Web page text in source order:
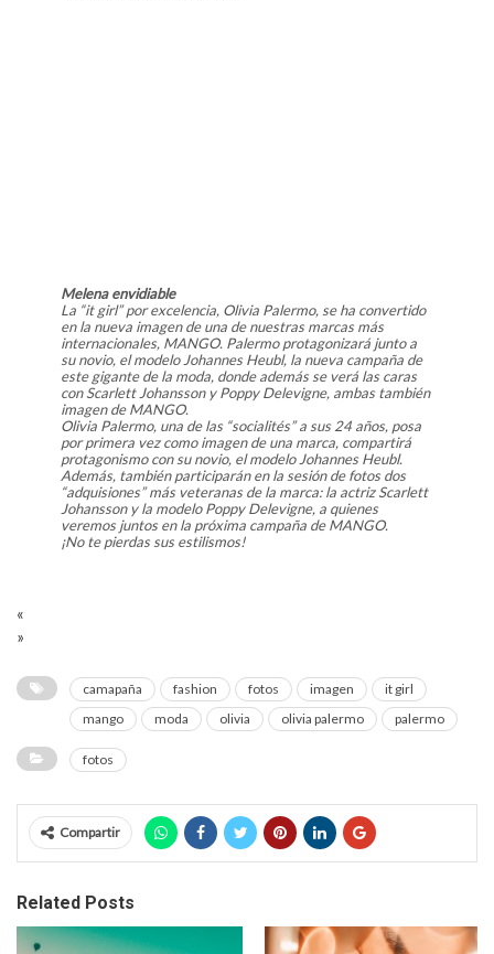
Melena envidiable
La “it girl” por excelencia, Olivia Palermo, se ha convertido
en la nueva imagen de una de nuestras marcas más
internacionales, MANGO. Palermo protagonizará junto a
su novio, el modelo Johannes Heubl, la nueva campaña de
este gigante de la moda, donde además se verá las caras
con Scarlett Johansson y Poppy Delevigne, ambas también
imagen de MANGO.
Olivia Palermo, una de las “socialités” a sus 24 años, posa
por primera vez como imagen de una marca, compartirá
protagonismo con su novio, el modelo Johannes Heubl.
Además, también participarán en la sesión de fotos dos
“adquisiones” más veteranas de la marca: la actriz Scarlett
Johansson y la modelo Poppy Delevigne, a quienes
veremos juntos en la próxima campaña de MANGO.
¡No te pierdas sus estilismos!
«
»
camapaña fashion fotos imagen
it girl
mango
moda olivia olivia palermo palermo
fotos
Compartir
Related Posts